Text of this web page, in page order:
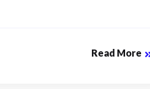
Read More